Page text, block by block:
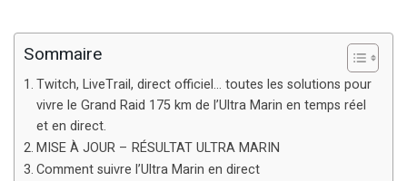
Sommaire
Twitch, LiveTrail, direct officiel… toutes les solutions pour
vivre le Grand Raid 175 km de l’Ultra Marin en temps réel
et en direct.
MISE À JOUR – RÉSULTAT ULTRA MARIN
Comment suivre l’Ultra Marin en direct